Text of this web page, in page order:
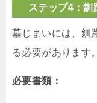
ステップ4：
墓じまいには、釧
る必要があります。
必要書類：